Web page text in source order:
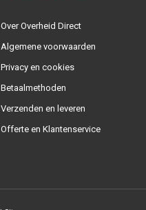
Over Overheid Direct
Algemene voorwaarden
Privacy en cookies
Betaalmethoden
Verzenden en leveren
Offerte en Klantenservice